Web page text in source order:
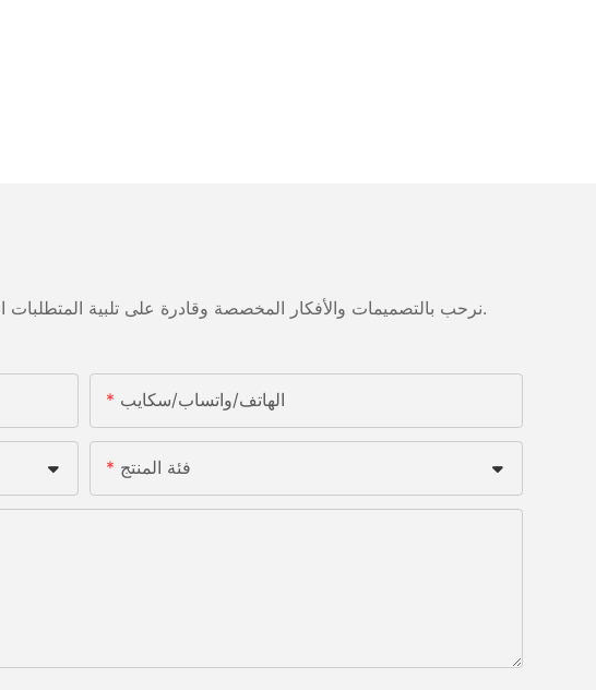
نرحب بالتصميمات والأفكار المخصصة وقادرة على تلبية المتطلبات المحددة. لمزيد من المعلومات، يرجى زيارة الموقع الإلكتروني أو الاتصال بنا مباشرة مع أسئلة أو استفسارات.
الهاتف/واتساب/سكايب
فئة المنتج